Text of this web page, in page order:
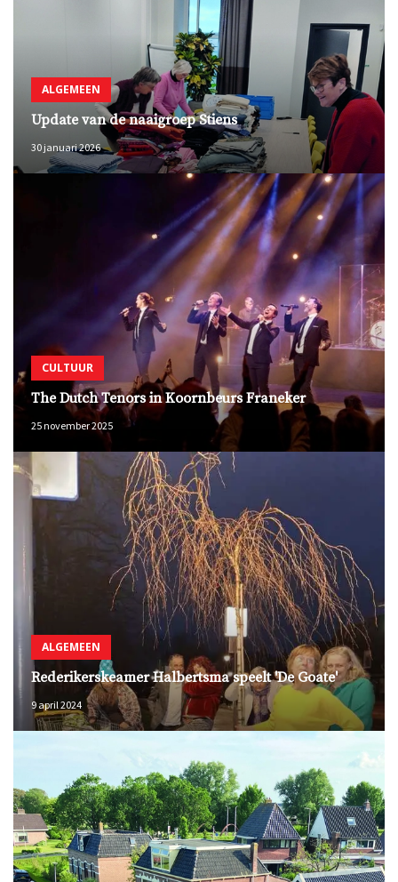
ALGEMEEN
Update van de naaigroep Stiens
30 januari 2026
CULTUUR
The Dutch Tenors in Koornbeurs Franeker
25 november 2025
ALGEMEEN
Rederikerskeamer Halbertsma speelt 'De Goate'
9 april 2024